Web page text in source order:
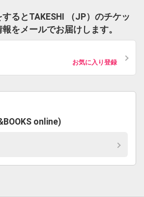
るとTAKESHI （JP）のチケッ
をメールでお届けします。
お気に入り登録
online)